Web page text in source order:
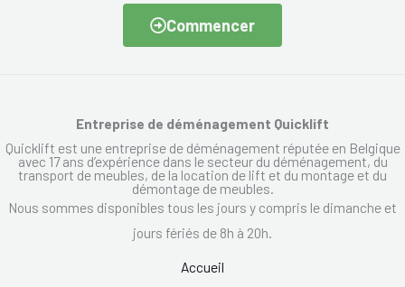
Commencer
Entreprise de déménagement Quicklift
Quicklift est une entreprise de déménagement réputée en Belgique
avec 17 ans d’expérience dans le secteur du déménagement, du
transport de meubles, de la location de lift et du montage et du
démontage de meubles.
Nous sommes disponibles tous les jours y compris le dimanche et
jours fériés de 8h à 20h.
Accueil